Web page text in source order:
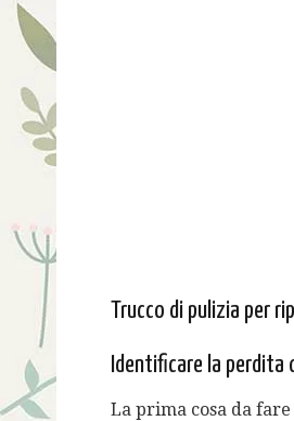
Trucco di pulizia per
Identificare la perdita
La prima cosa da